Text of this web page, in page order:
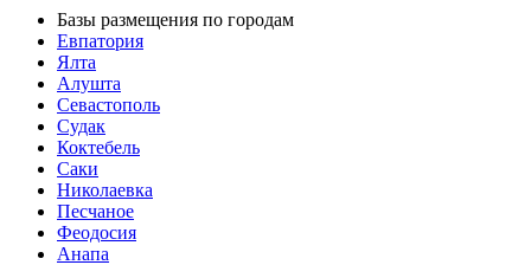
Базы размещения по городам
Евпатория
Ялта
Алушта
Севастополь
Судак
Коктебель
Саки
Николаевка
Песчаное
Феодосия
Анапа